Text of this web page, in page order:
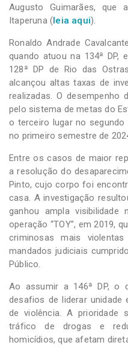
Augusto Guimarães, que
Itaperuna (leia aqui).
Ronaldo Andrade
quando atuou na 134ª DP,
128ª DP de Rio das
alcançou altas taxas de
realizadas. O desempenho
pelo sistema de metas do
o terceiro lugar no
no primeiro semestre de
Entre os casos de maior
a resolução do
Pinto, cujo corpo foi
casa. A investigação
ganhou ampla
operação “TOY”, em 2019,
criminosas mais
mandados judiciais
Público.
Ao assumir a 146ª DP, o
desafios de liderar
de violência. A prioridade
tráfico de drogas e
homicídios, que afetam